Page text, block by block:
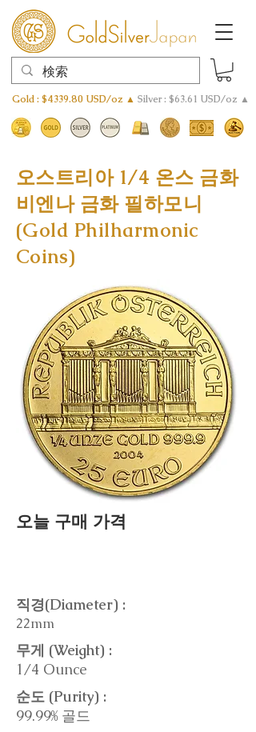
Gold : $4339.80 USD/oz ▲ Silver : $63.61 USD/oz ▲
오스트리아 1/4 온스 금화
비엔나 금화 필하모니
(Gold Philharmonic
Coins)
오늘 구매 가격
직경(Diameter) :
22mm
무게 (Weight) :
1/4 Ounce
순도 (Purity) :
99.99% 골드